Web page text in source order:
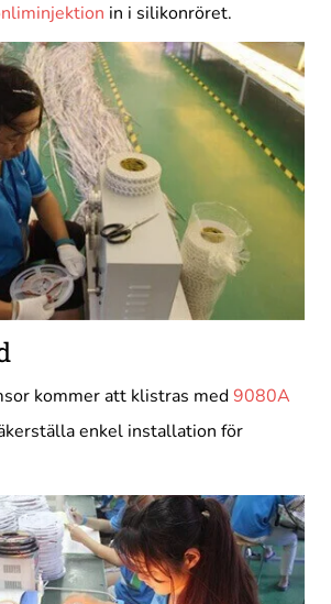
in i silikonröret.
kommer att klistras med9080A
enkel installation för